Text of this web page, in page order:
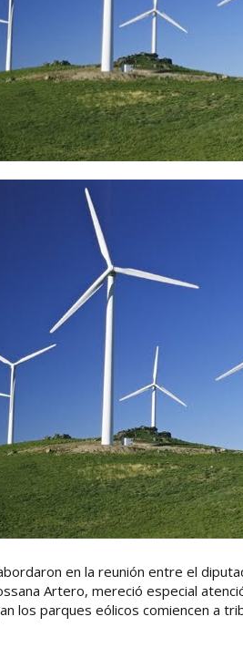
en la reunión entre el
Artero, mereció especial
los parques eólicos comiencen a